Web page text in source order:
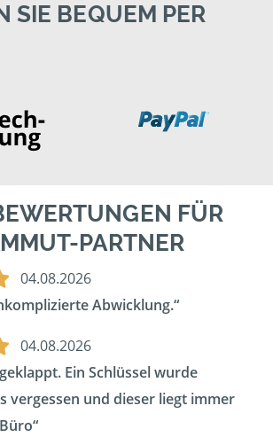
SIE BEQUEM PER
FÜR
PARTNER
04.08.2026
Abwicklung.
04.08.2026
Ein Schlüssel wurde
vergessen und dieser liegt immer